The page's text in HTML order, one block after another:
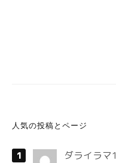
人気の投稿とページ
ダライラ